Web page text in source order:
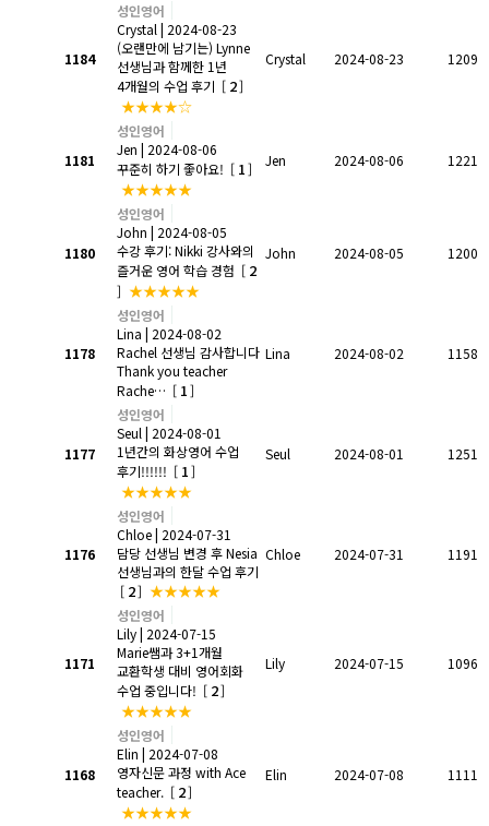
1184
성인영어
Crystal | 2024-08-23
(오랜만에 남기는) Lynne
선생님과 함께한 1년
4개월의 수업 후기 [ 2]
★★★★☆
Crystal 2024-08-23 1209
1181
성인영어
Jen | 2024-08-06
꾸준히 하기 좋아요! [ 1]
★★★★★
Jen 2024-08-06 1221
1180
성인영어
John | 2024-08-05
수강 후기: Nikki 강사와의
즐거운 영어 학습 경험 [ 2
] ★★★★★
John 2024-08-05 1200
1178
성인영어
Lina | 2024-08-02
Rachel 선생님 감사합니다
Thank you teacher
Rache… [ 1]
Lina 2024-08-02 1158
1177
성인영어
Seul | 2024-08-01
1년간의 화상영어 수업
후기!!!!!! [ 1]
★★★★★
Seul 2024-08-01 1251
1176
성인영어
Chloe| 2024-07-31
담당 선생님 변경 후 Nesia
선생님과의 한달 수업 후기
[ 2] ★★★★★
Chloe 2024-07-31 1191
1171
성인영어
Lily| 2024-07-15
Marie쌤과 3+1개월
교환학생 대비 영어회화
수업 중입니다! [ 2]
★★★★★
Lily 2024-07-15 1096
1168
성인영어
Elin | 2024-07-08
영자신문 과정 with Ace
teacher. [ 2]
★★★★★
Elin 2024-07-08 1111